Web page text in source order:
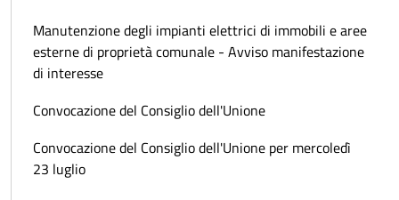
Manutenzione degli impianti elettrici di immobili e aree
esterne di proprietà comunale - Avviso manifestazione
di interesse
Convocazione del Consiglio dell'Unione
Convocazione del Consiglio dell'Unione per mercoledì
23 luglio